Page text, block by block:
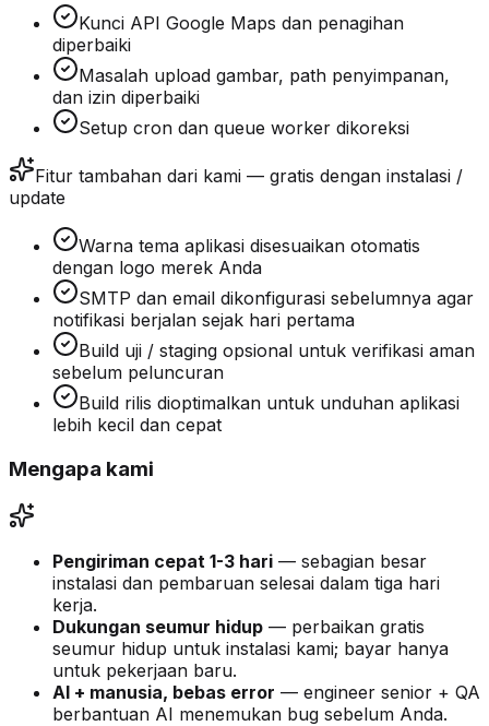
Kunci API Google Maps dan penagihan
diperbaiki
Masalah upload gambar, path penyimpanan,
dan izin diperbaiki
Setup cron dan queue worker dikoreksi
Fitur tambahan dari kami — gratis dengan instalasi /
update
Warna tema aplikasi disesuaikan otomatis
dengan logo merek Anda
SMTP dan email dikonfigurasi sebelumnya agar
notifikasi berjalan sejak hari pertama
Build uji / staging opsional untuk verifikasi aman
sebelum peluncuran
Build rilis dioptimalkan untuk unduhan aplikasi
lebih kecil dan cepat
Mengapa kami
Pengiriman cepat 1-3 hari — sebagian besar
instalasi dan pembaruan selesai dalam tiga hari
kerja.
Dukungan seumur hidup — perbaikan gratis
seumur hidup untuk instalasi kami; bayar hanya
untuk pekerjaan baru.
AI + manusia, bebas error — engineer senior + QA
berbantuan AI menemukan bug sebelum Anda.